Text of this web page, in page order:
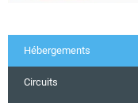
Hébergements
Circuits